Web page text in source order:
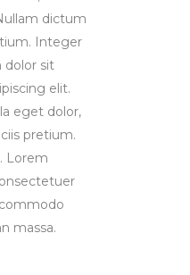
dictum
Integer
dolor sit
elit.
eget dolor,
pretium.
Lorem
massa.